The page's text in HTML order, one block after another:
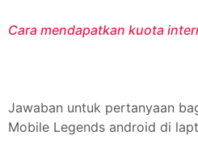
Cara mendapatkan kuota
Jawaban untuk pertanyaan
Mobile Legends android di